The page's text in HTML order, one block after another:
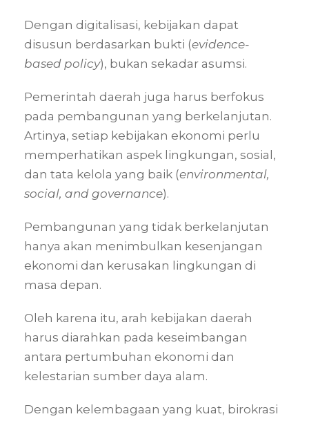
Dengan digitalisasi, kebijakan dapat
disusun berdasarkan bukti (evidence-
based policy), bukan sekadar asumsi.
Pemerintah daerah juga harus berfokus
pada pembangunan yang berkelanjutan.
Artinya, setiap kebijakan ekonomi perlu
memperhatikan aspek lingkungan, sosial,
dan tata kelola yang baik (environmental,
social, and governance).
Pembangunan yang tidak berkelanjutan
hanya akan menimbulkan kesenjangan
ekonomi dan kerusakan lingkungan di
masa depan.
Oleh karena itu, arah kebijakan daerah
harus diarahkan pada keseimbangan
antara pertumbuhan ekonomi dan
kelestarian sumber daya alam.
Dengan kelembagaan yang kuat, birokrasi